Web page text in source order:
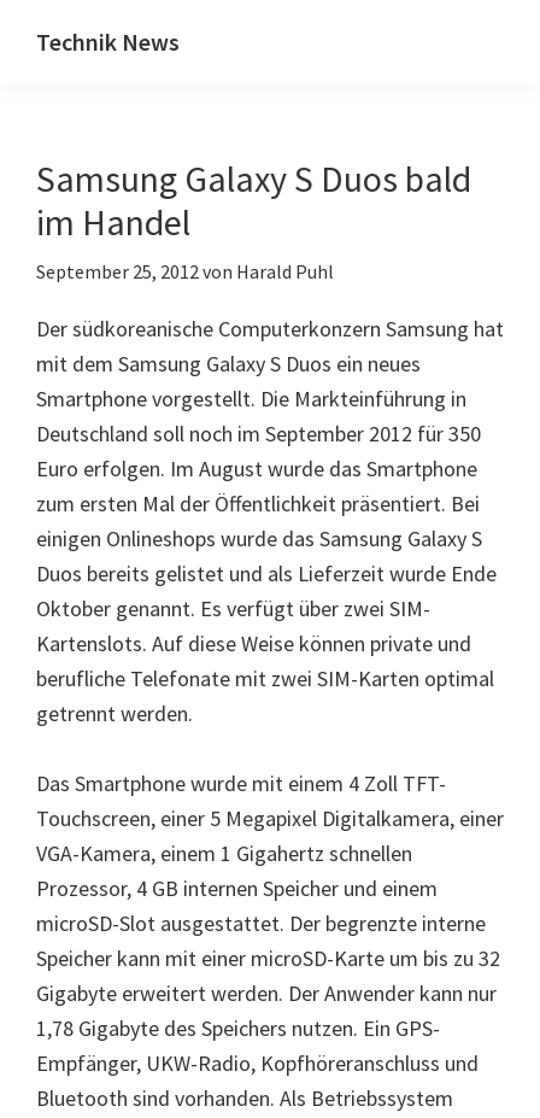
Inhalt
Seitenspalte
Technik News
IT,
Mobilfunk
Internet
Samsung Galaxy S Duos bald
im Handel
September 25, 2012von Harald Puhl
Der südkoreanische Computerkonzern Samsung hat
mit dem Samsung Galaxy S Duos ein neues
Smartphone vorgestellt. Die Markteinführung in
Deutschland soll noch im September 2012 für 350
Euro erfolgen. Im August wurde das Smartphone
zum ersten Mal der Öffentlichkeit präsentiert. Bei
einigen Onlineshops wurde das Samsung Galaxy S
Duos bereits gelistet und als Lieferzeit wurde Ende
Oktober genannt. Es verfügt über zwei SIM-
Kartenslots. Auf diese Weise können private und
berufliche Telefonate mit zwei SIM-Karten optimal
getrennt werden.
Das Smartphone wurde mit einem 4 Zoll TFT-
Touchscreen, einer 5 Megapixel Digitalkamera, einer
VGA-Kamera, einem 1 Gigahertz schnellen
Prozessor, 4 GB internen Speicher und einem
microSD-Slot ausgestattet. Der begrenzte interne
Speicher kann mit einer microSD-Karte um bis zu 32
Gigabyte erweitert werden. Der Anwender kann nur
1,78 Gigabyte des Speichers nutzen. Ein GPS-
Empfänger, UKW-Radio, Kopfhöreranschluss und
Bluetooth sind vorhanden. Als Betriebssystem